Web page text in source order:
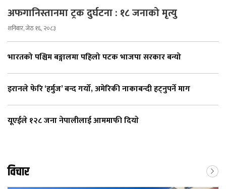
अफगानिस्तानमा ट्रक दुर्घटना : १८ जनाको मृत्यु
शनिबार, जेठ १६, २०८३
भारतको पश्चिम बङ्गालमा पहिलो पटक भाजपा सरकार बन्यो
इरानले फेरि ‘हर्मुज’ बन्द गर्यो, अमेरिकी नाकाबन्दी हट्नुपर्ने माग
यूएईले १२८ जना नेपालीलाई आममाफी दियाे
विचार